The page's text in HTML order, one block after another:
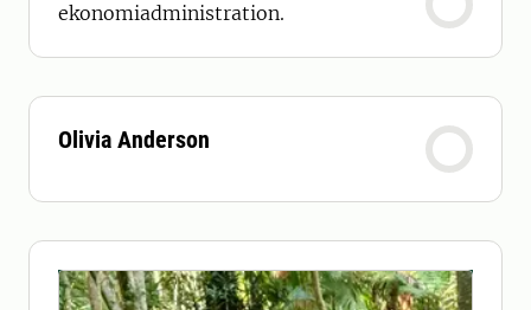
ekonomiadministration.
Olivia Anderson